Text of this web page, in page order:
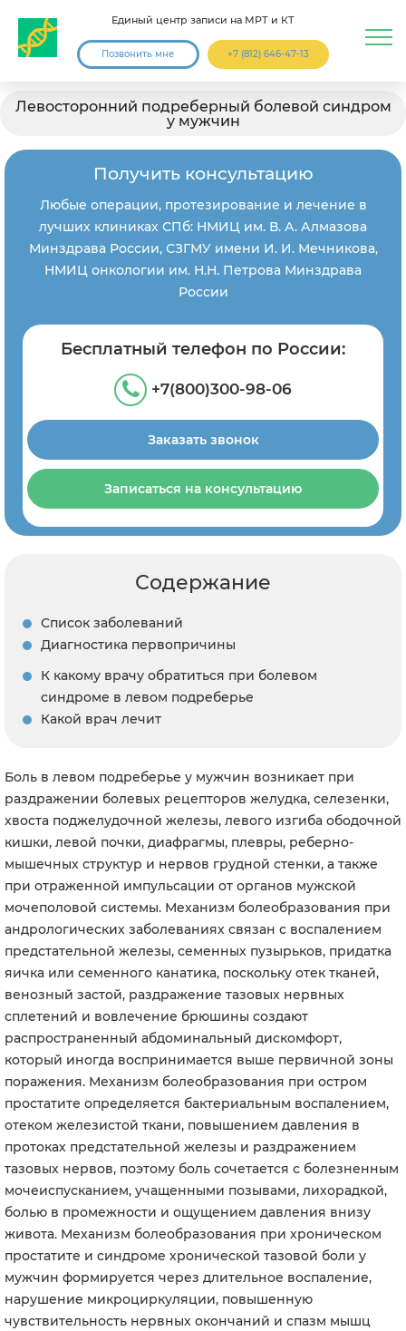
Единый центр записи на МРТ и КТ
Позвонить мне +7 (812) 646-47-13
Левосторонний подреберный болевой синдром
у мужчин
Получить консультацию
Любые операции, протезирование и лечение в
лучших клиниках СПб: НМИЦ им. В. А. Алмазова
Минздрава России, СЗГМУ имени И. И. Мечникова,
НМИЦ онкологии им. Н.Н. Петрова Минздрава
России
Бесплатный телефон по России:
+7(800)300-98-06
Заказать звонок
Записаться на консультацию
Содержание
Список заболеваний
Диагностика первопричины
К какому врачу обратиться при болевом
синдроме в левом подреберье
Какой врач лечит
Боль в левом подреберье у мужчин возникает при
раздражении болевых рецепторов желудка, селезенки,
хвоста поджелудочной железы, левого изгиба ободочной
кишки, левой почки, диафрагмы, плевры, реберно-
мышечных структур и нервов грудной стенки, а также
при отраженной импульсации от органов мужской
мочеполовой системы. Механизм болеобразования при
андрологических заболеваниях связан с воспалением
предстательной железы, семенных пузырьков, придатка
яичка или семенного канатика, поскольку отек тканей,
венозный застой, раздражение тазовых нервных
сплетений и вовлечение брюшины создают
распространенный абдоминальный дискомфорт,
который иногда воспринимается выше первичной зоны
поражения. Механизм болеобразования при остром
простатите определяется бактериальным воспалением,
отеком железистой ткани, повышением давления в
протоках предстательной железы и раздражением
тазовых нервов, поэтому боль сочетается с болезненным
мочеиспусканием, учащенными позывами, лихорадкой,
болью в промежности и ощущением давления внизу
живота. Механизм болеобразования при хроническом
простатите и синдроме хронической тазовой боли у
мужчин формируется через длительное воспаление,
нарушение микроциркуляции, повышенную
чувствительность нервных окончаний и спазм мышц